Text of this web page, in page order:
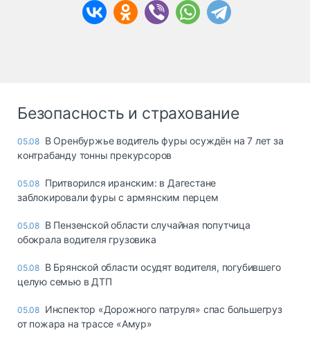
Безопасность и страхование
05.08 В Оренбуржье водитель фуры осуждён на 7 лет за
контрабанду тонны прекурсоров
05.08 Притворился иранским: в Дагестане
заблокировали фуры с армянским перцем
05.08 В Пензенской области случайная попутчица
обокрала водителя грузовика
05.08 В Брянской области осудят водителя, погубившего
целую семью в ДТП
05.08 Инспектор «Дорожного патруля» спас большегруз
от пожара на трассе «Амур»